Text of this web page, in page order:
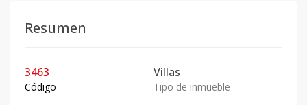
Resumen
3463
Código
Villas
Tipo de inmueble